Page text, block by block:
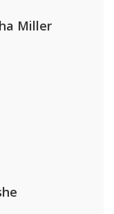
Miller